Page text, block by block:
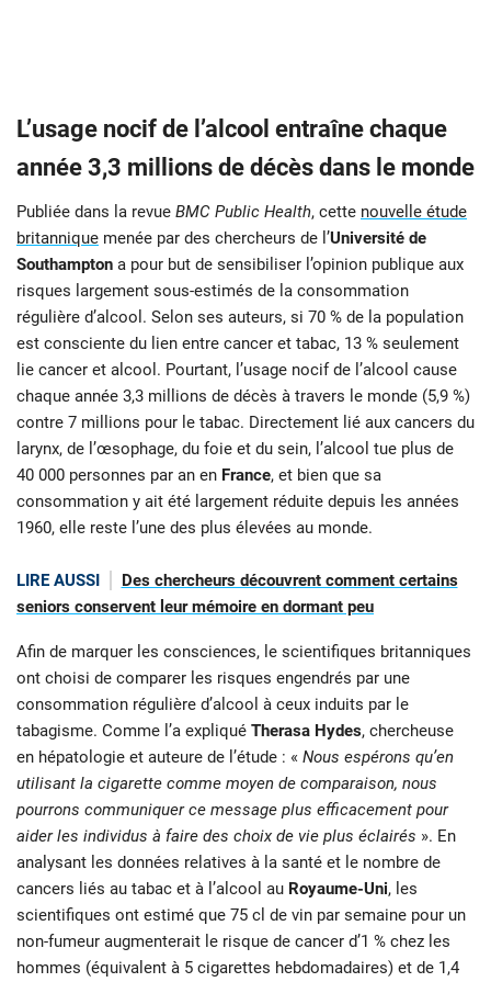
L’usage nocif de l’alcool entraîne chaque
année 3,3 millions de décès dans le monde
Publiée dans la revue BMC Public Health, cette nouvelle étude
britannique menée par des chercheurs de l’Université de
Southampton a pour but de sensibiliser l’opinion publique aux
risques largement sous-estimés de la consommation
régulière d’alcool. Selon ses auteurs, si 70 % de la population
est consciente du lien entre cancer et tabac, 13 % seulement
lie cancer et alcool. Pourtant, l’usage nocif de l’alcool cause
chaque année 3,3 millions de décès à travers le monde (5,9 %)
contre 7 millions pour le tabac. Directement lié aux cancers du
larynx, de l’œsophage, du foie et du sein, l’alcool tue plus de
40 000 personnes par an en France, et bien que sa
consommation y ait été largement réduite depuis les années
1960, elle reste l’une des plus élevées au monde.
LIRE AUSSI
Des chercheurs découvrent comment certains
seniors conservent leur mémoire en dormant peu
Afin de marquer les consciences, le scientifiques britanniques
ont choisi de comparer les risques engendrés par une
consommation régulière d’alcool à ceux induits par le
tabagisme. Comme l’a expliqué Therasa Hydes, chercheuse
en hépatologie et auteure de l’étude : « Nous espérons qu’en
utilisant la cigarette comme moyen de comparaison, nous
pourrons communiquer ce message plus efficacement pour
aider les individus à faire des choix de vie plus éclairés ». En
analysant les données relatives à la santé et le nombre de
cancers liés au tabac et à l’alcool au Royaume-Uni, les
scientifiques ont estimé que 75 cl de vin par semaine pour un
non-fumeur augmenterait le risque de cancer d’1 % chez les
hommes (équivalent à 5 cigarettes hebdomadaires) et de 1,4